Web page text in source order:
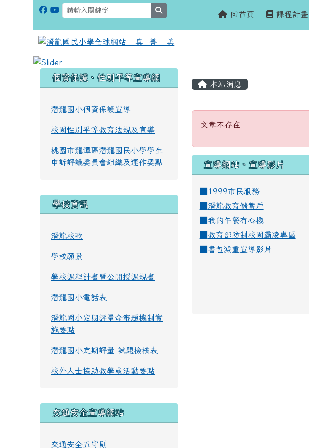
回首頁 課程計畫
本站消息
文章不存在
文章不存在
宣導網站、宣導影片
■1999市民服務
潛龍教育儲蓄戶
我的午餐有心機
教育部防制校園霸凌專區
書包減重宣導影片
個資保護、性別平等宣導網
潛龍國小個資保護宣導
校園性別平等教育法規及宣導
桃園市龍潭區潛龍國民小學學生
申訴評議委員會組織及運作要點
學校資訊
潛龍校歌
學校願景
學校課程計畫暨公開授課規畫
潛龍國小電話表
潛龍國小定期評量命審題機制實
施要點
潛龍國小定期評量 試題檢核表
校外人士協助教學或活動要點
交通安全宣導網站
交通安全五守則